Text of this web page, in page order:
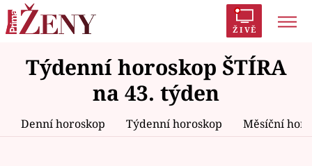
ŽIVĚ
Trendy: Polabí Inspekce Prostřeno!
AYTO?
Zrádci Proměny
Týdenní horoskop ŠTÍRA
na 43. týden
Denní horoskop Týdenní horoskop Měsíční